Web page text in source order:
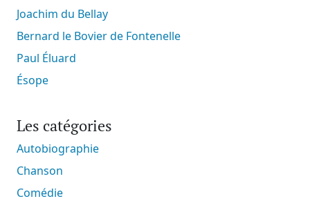
Joachim du Bellay
Bernard le Bovier de Fontenelle
Paul Éluard
Ésope
Les catégories
Autobiographie
Chanson
Comédie